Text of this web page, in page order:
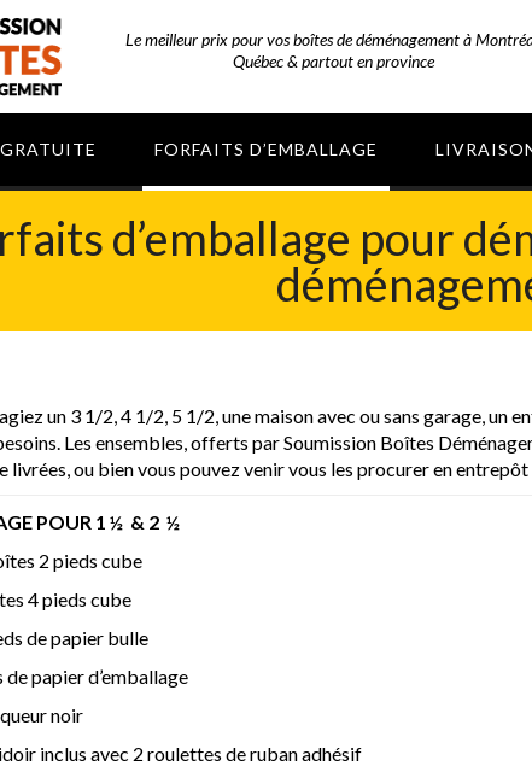
Le meilleur prix pour vos boîtes de déménagement à
Québec & partout en province
FORFAITS D’EMBALLAGE
d’emballage pour
un 3 1/2, 4 1/2, 5 1/2, une maison avec ou sans garage,
Les ensembles, offerts par Soumission Boîtes
livrées, ou bien vous pouvez venir vous les procurer en
POUR 1 ½ & 2 ½
2 pieds cube
4 pieds cube
de papier bulle
de papier d’emballage
noir
inclus avec 2 roulettes de ruban adhésif